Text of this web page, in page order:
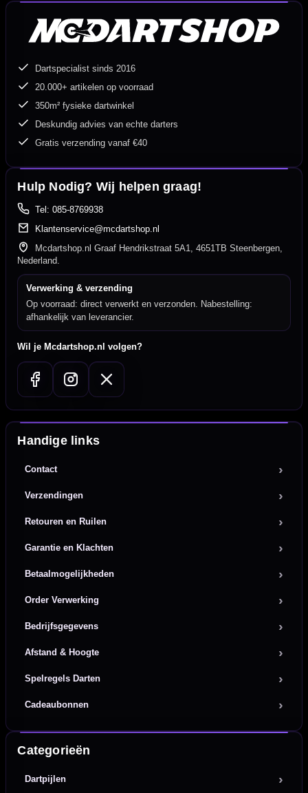
Dartspecialist sinds 2016
20.000+ artikelen op voorraad
350m² fysieke dartwinkel
Deskundig advies van echte darters
Gratis verzending vanaf €40
Hulp Nodig? Wij helpen graag!
Tel: 085-8769938
Klantenservice@mcdartshop.nl
Mcdartshop.nl Graaf Hendrikstraat 5A1, 4651TB Steenbergen,
Nederland.
Verwerking & verzending
Op voorraad: direct verwerkt en verzonden. Nabestelling:
afhankelijk van leverancier.
Wil je Mcdartshop.nl volgen?
Handige links
Contact
Verzendingen
Retouren en Ruilen
Garantie en Klachten
Betaalmogelijkheden
Order Verwerking
Bedrijfsgegevens
Afstand & Hoogte
Spelregels Darten
Cadeaubonnen
Categorieën
Dartpijlen